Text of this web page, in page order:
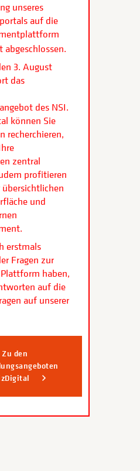
unseres
auf die
abgeschlossen.
3. August
das
des NSI.
können Sie
recherchieren,
zentral
profitieren
übersichtlichen
und
erstmals
Fragen zur
haben,
auf die
auf unserer
Zu den